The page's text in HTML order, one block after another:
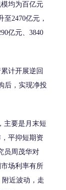
均为百亿元
2470亿元，
亿元、3840
计开展逆回
后，实现净投
要是月末短
平抑短期资
员周茂华对
场利率有所
近波动，走